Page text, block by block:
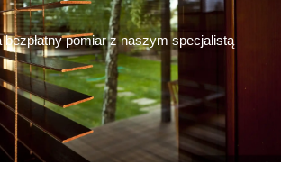
bezpłatny pomiar z naszym specjalistą